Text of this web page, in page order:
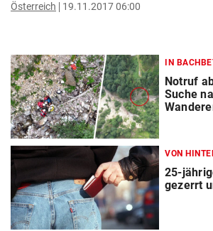
Österreich 19.11.2017 06:00
IN
Notruf
Suche
VON
25-
gezerrt